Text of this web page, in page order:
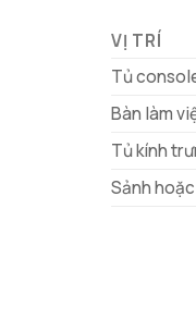
VỊ TRÍ
Tủ
Bàn làm
Tủ kính
Sảnh